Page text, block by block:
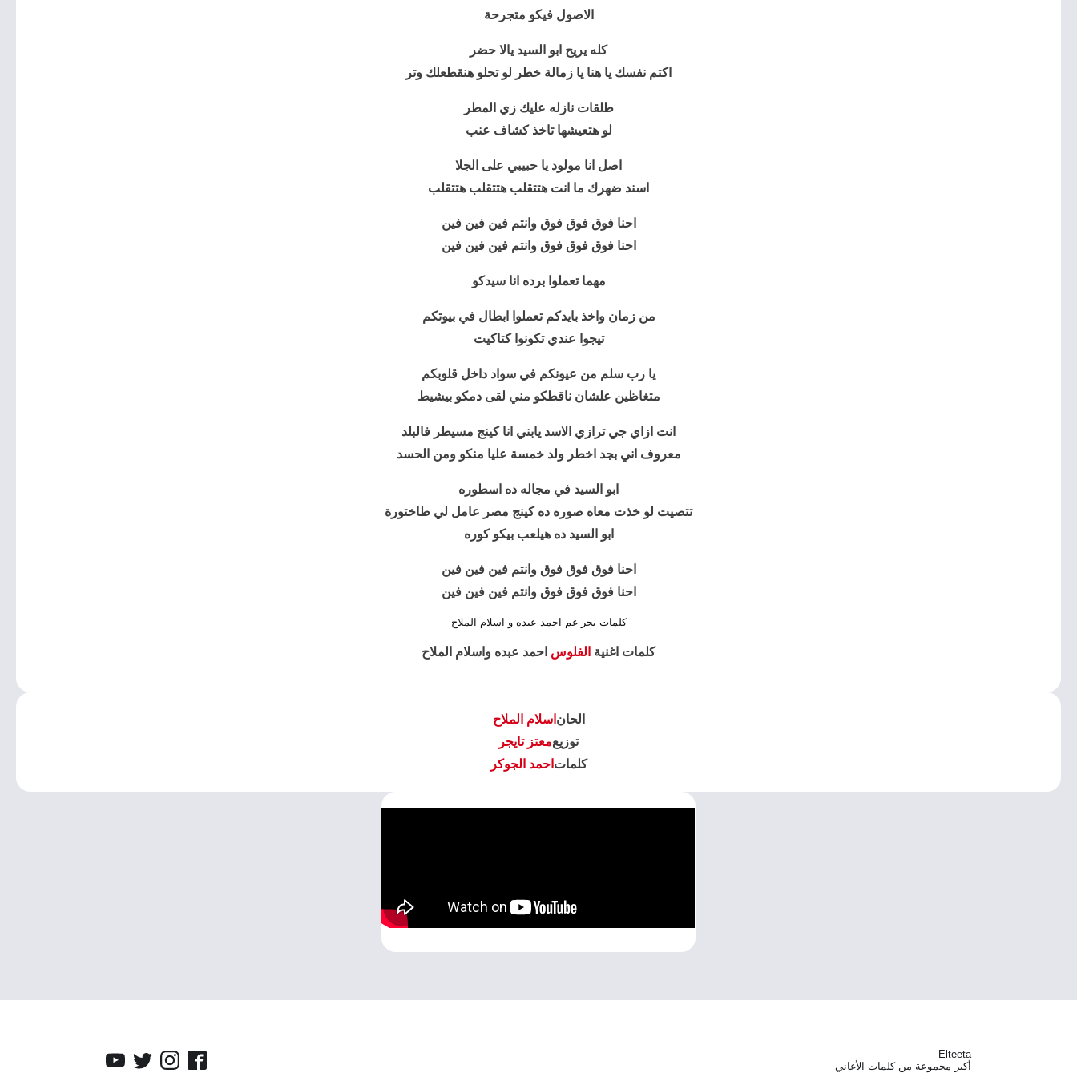
الاصول فيكو متجرحة
كله يريح ابو السيد يالا حضر
اكتم نفسك يا هنا يا زمالة خطر لو تحلو هنقطعلك وتر
طلقات نازله عليك زي المطر
لو هتعيشها تاخذ كشاف عنب
اصل انا مولود يا حبيبي على الجلا
اسند ضهرك ما انت هتتقلب هتتقلب هتتقلب
احنا فوق فوق فوق وانتم فين فين فين
احنا فوق فوق فوق وانتم فين فين فين
مهما تعملوا برده انا سيدكو
من زمان واخذ بايدكم تعملوا ابطال في بيوتكم
تيجوا عندي تكونوا كتاكيت
يا رب سلم من عيونكم في سواد داخل قلوبكم
متغاظين علشان ناقطكو مني لقى دمكو بيشيط
انت ازاي جي ترازي الاسد يابني انا كينج مسيطر فالبلد
معروف اني بجد اخطر ولد خمسة عليا منكو ومن الحسد
ابو السيد في مجاله ده اسطوره
تتصيت لو خذت معاه صوره ده كينج مصر عامل لي طاختورة
ابو السيد ده هيلعب بيكو كوره
احنا فوق فوق فوق وانتم فين فين فين
احنا فوق فوق فوق وانتم فين فين فين
كلمات بحر غم احمد عبده و اسلام الملاح
كلمات اغنية الفلوس احمد عبده واسلام الملاح
الحان اسلام الملاح
توزيعمعتز تايجر
كلمات احمد الجوكر
Elteeta
أكبر مجموعة من كلمات الأغاني